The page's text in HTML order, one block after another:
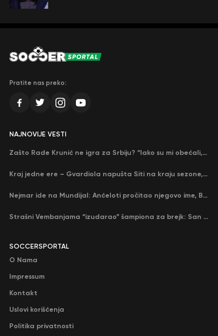
Pratite nas preko:
SOCCERSPORTAL
O Nama
Impressum
Kontakt
Uslovi korišćenja
Politika privatnosti
NAJNOVIJE VESTI
Zašto Rade Krunić ne igra za Srbiju? “Iako su mi obećali, niko me nije zvao…”
Kraj jedne ere – Gvardiola napušta Siti na kraju sezone, menja ga njegov nekadašnji rival
Nejmar ide na Mundijal: Anćeloti pročitao njegovo ime, Brazil u delirijumu (VIDEO)
Strašni Vembanjama “izudarao” šampiona za brejk: San Antonio poveo protiv Oklahome